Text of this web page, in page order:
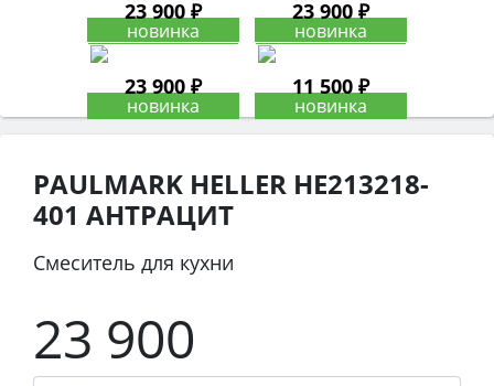
23 900 ₽ 23 900 ₽
23 900 ₽ 11 500 ₽
PAULMARK HELLER HE213218-
401 АНТРАЦИТ
Смеситель для кухни
23 900